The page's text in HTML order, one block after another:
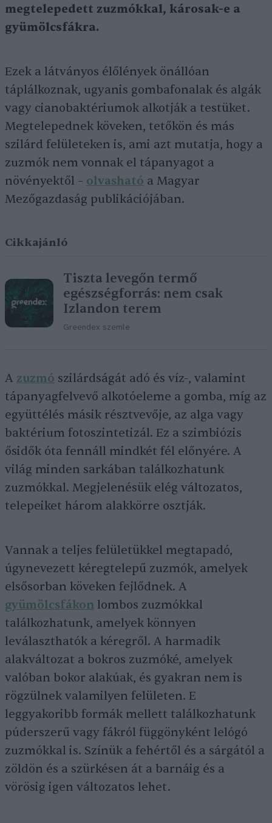
megtelepedett zuzmókkal, károsak-e a
gyümölcsfákra.
Ezek a látványos élőlények önállóan
táplálkoznak, ugyanis gombafonalak és algák
vagy cianobaktériumok alkotják a testüket.
Megtelepednek köveken, tetőkön és más
szilárd felületeken is, ami azt mutatja, hogy a
zuzmók nem vonnak el tápanyagot a
növényektől – olvasható a Magyar
Mezőgazdaság publikációjában.
Cikkajánló
Tiszta levegőn termő
egészségforrás: nem csak
Izlandon terem
Greendex szemle
A zuzmó szilárdságát adó és víz-, valamint
táp­anyagfelvevő alkotóeleme a gomba, míg az
együttélés másik résztvevője, az alga vagy
baktérium fotoszintetizál. Ez a szimbiózis
ősidők óta fennáll mindkét fél előnyére. A
világ minden sarkában találkozhatunk
zuzmókkal. Megjelenésük elég változatos,
telepeiket három alakkörre osztják.
Vannak a teljes felületükkel megtapadó,
úgynevezett kéregtelepű zuzmók, amelyek
elsősorban köveken fejlődnek. A
gyümölcsfákon lombos zuzmókkal
találkozhatunk, amelyek könnyen
leválaszthatók a kéregről. A harmadik
alakváltozat a bokros zuzmóké, amelyek
valóban bokor alakúak, és gyakran nem is
rögzülnek valamilyen felületen. E
leggyakoribb formák mellett találkozhatunk
púderszerű vagy fákról függönyként lelógó
zuzmókkal is. Színük a fehértől és a sárgától a
zöldön és a szürkésen át a barnáig és a
vörösig igen változatos lehet.